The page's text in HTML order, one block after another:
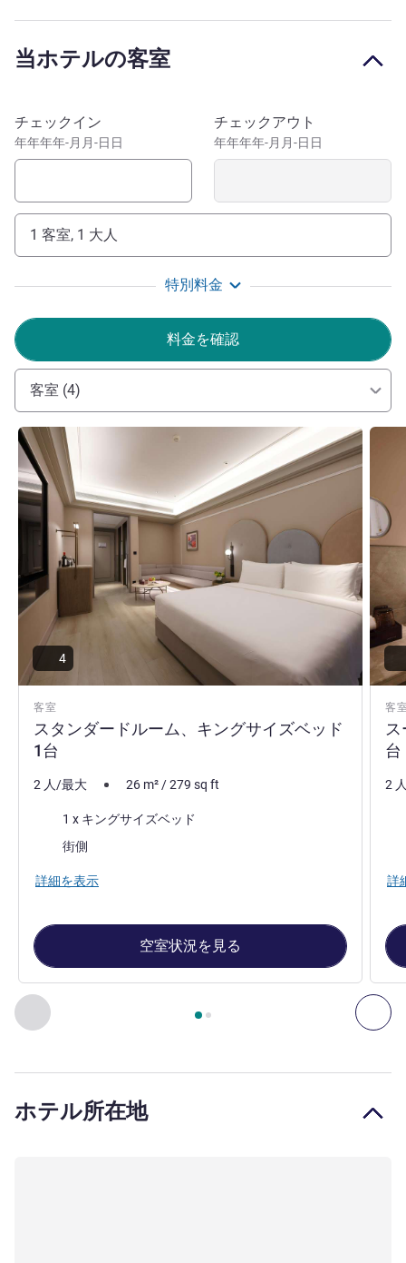
ランを備えております。ジム、バリアフリー設備など、ご
当ホテルの客室
このホテルを予約
チェックイン
年年年年-月月-日日
チェックアウト
年年年年-月月-日日
1 客室, 1 大人
特別料金
料金を確認
客室 (4)
前に戻る - 客室 次
2 ページ中 , 客室 1 : スタンダードルーム、キング
客室
スタンダードルーム、キングサイズベッド
1台
詳細を表示
4
2 人/最大 26 m²/279 sq ft
1 x キングサイズベッド
ビュー:街側
詳細を表示
空室状況を見る
客
台
詳細
2
詳
ホテル所在地